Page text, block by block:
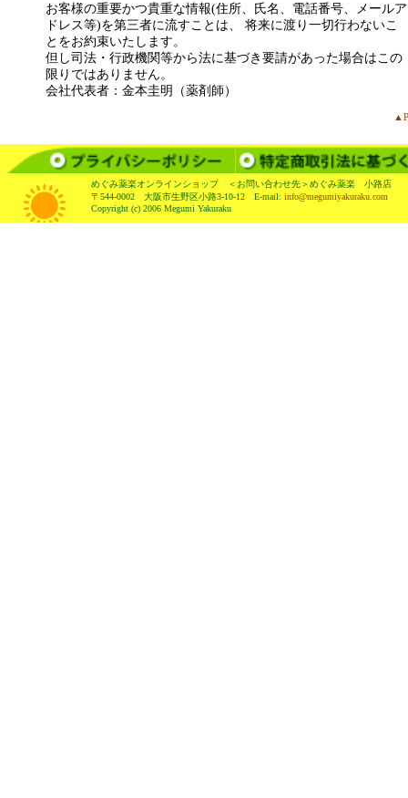
お客様の重要かつ貴重な情報(住所、氏名、電話番号、メールア
ドレス等)を第三者に流すことは、 将来に渡り一切行わないこ
とをお約束いたします。
但し司法・行政機関等から法に基づき要請があった場合はこの
限りではありません。
会社代表者：金本圭明（薬剤師）
めぐみ薬楽オンラインショップ ＜お問い合わせ先＞めぐみ薬楽 小路店
〒544-0002 大阪市生野区小路3-10-12 E-mail: info@megumiyakuraku.com
Copyright (c) 2006 Megumi Yakuraku